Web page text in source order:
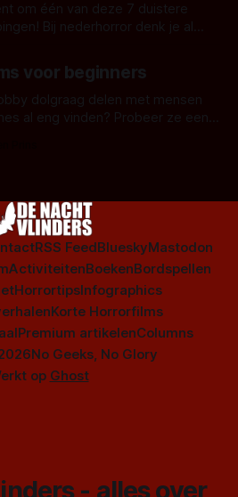
om één van deze 7 duistere
denk je al
Maar Nederlandse horror
een aantal Nederlandse tv-
series uit het duistere of horrorgenre. Als
voor beginners
dolgraag delen met mensen
al eng vinden? Probeer ze eens
RSS FeedBlueskyMastodon
ActiviteitenBoekenBordspellen
HorrortipsInfographics
Korte Horrorfilms
Premium artikelenColumns
No Geeks, No Glory
op Ghost
- alles over